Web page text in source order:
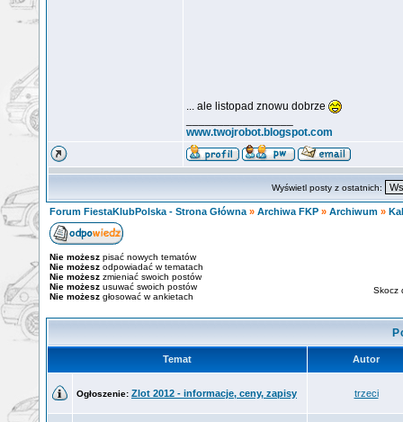
... ale listopad znowu dobrze
www.twojrobot.blogspot.com
Wyświetl posty z ostatnich:
Forum FiestaKlubPolska - Strona Główna » Archiwa FKP » Archiwum »
Nie możesz pisać nowych tematów
Nie możesz odpowiadać w tematach
Nie możesz zmieniać swoich postów
Nie możesz usuwać swoich postów
Nie możesz głosować w ankietach
Skocz
Temat Autor
Ogłoszenie: Zlot 2012 - informacje, ceny, zapisy trzeci